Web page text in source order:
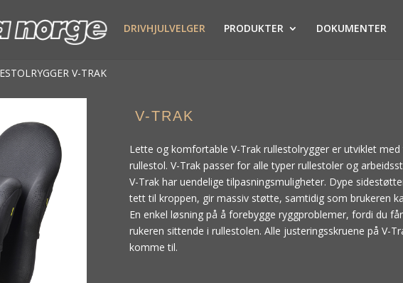
DRIVHJULVELGER PRODUKTER DOKUMENTER
V-TRAK
V-TRAK
Lette og komfortable V-Trak rullestolrygger er utviklet
rullestol. V-Trak passer for alle typer rullestoler og
V-Trak har uendelige tilpasningsmuligheter. Dype
tett til kroppen, gir massiv støtte, samtidig som brukeren
En enkel løsning på å forebygge ryggproblemer, fordi du
rukeren sittende i rullestolen. Alle justeringsskruene på V-
komme til.